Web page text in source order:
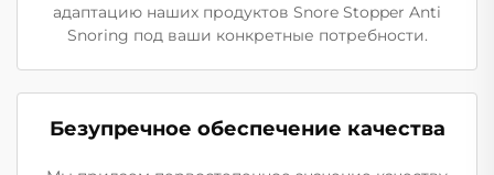
адаптацию наших продуктов Snore Stopper Anti
Snoring под ваши конкретные потребности.
Безупречное обеспечение качества